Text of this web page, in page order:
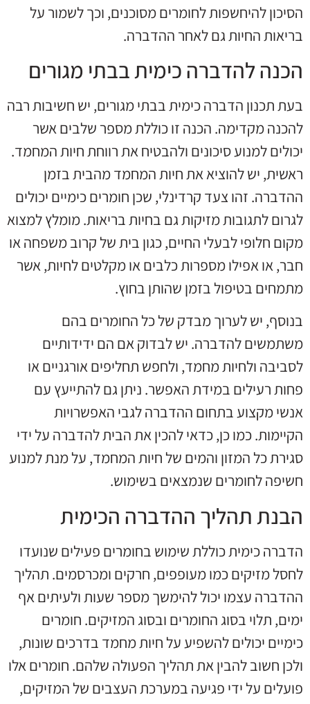
הסיכון להיחשפות לחומרים מסוכנים, וכך לשמור על
בריאות החיות גם לאחר ההדברה.
הכנה להדברה כימית בבתי מגורים
בעת תכנון הדברה כימית בבתי מגורים, יש חשיבות רבה
להכנה מקדימה. הכנה זו כוללת מספר שלבים אשר
יכולים למנוע סיכונים ולהבטיח את רווחת חיות המחמד.
ראשית, יש להוציא את חיות המחמד מהבית בזמן
ההדברה. זהו צעד קרדינלי, שכן חומרים כימיים יכולים
לגרום לתגובות מזיקות גם בחיות בריאות. מומלץ למצוא
מקום חלופי לבעלי החיים, כגון בית של קרוב משפחה או
חבר, או אפילו מספרות כלבים או מקלטים לחיות, אשר
מתמחים בטיפול בזמן שהותן בחוץ.
בנוסף, יש לערוך מבדק של כל החומרים בהם
משתמשים להדברה. יש לבדוק אם הם ידידותיים
לסביבה ולחיות מחמד, ולחפש תחליפים אורגניים או
פחות רעילים במידת האפשר. ניתן גם להתייעץ עם
אנשי מקצוע בתחום ההדברה לגבי האפשרויות
הקיימות. כמו כן, כדאי להכין את הבית להדברה על ידי
סגירת כל המזון והמים של חיות המחמד, על מנת למנוע
חשיפה לחומרים שנמצאים בשימוש.
הבנת תהליך ההדברה הכימית
הדברה כימית כוללת שימוש בחומרים פעילים שנועדו
לחסל מזיקים כמו מעופפים, חרקים ומכרסמים. תהליך
ההדברה עצמו יכול להימשך מספר שעות ולעיתים אף
ימים, תלוי בסוג החומרים ובסוג המזיקים. חומרים
כימיים יכולים להשפיע על חיות מחמד בדרכים שונות,
ולכן חשוב להבין את תהליך הפעולה שלהם. חומרים אלו
פועלים על ידי פגיעה במערכת העצבים של המזיקים,